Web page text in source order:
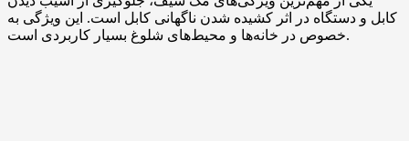
کابل و دستگاه در اثر کشیده شدن ناگهانی کابل است. این ویژگی به
خصوص در خانه‌ها و محیط‌های شلوغ بسیار کاربردی است.